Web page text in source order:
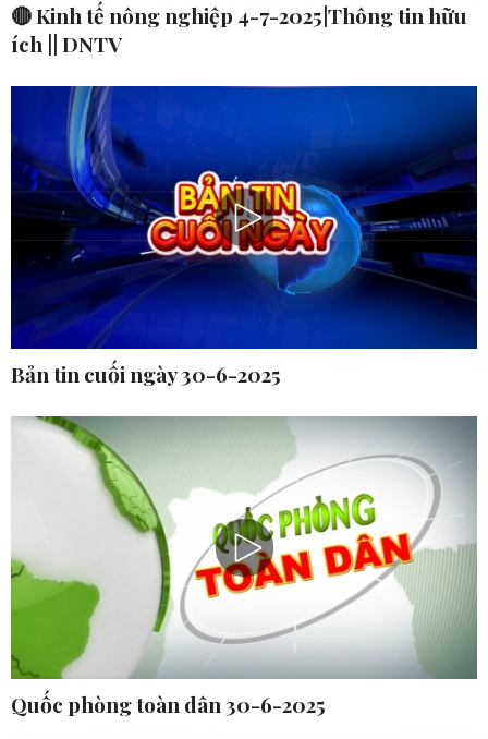
🔴 Kinh tế nông nghiệp 4-7-2025|Thông tin hữu
ích || DNTV
Bản tin cuối ngày 30-6-2025
Quốc phòng toàn dân 30-6-2025